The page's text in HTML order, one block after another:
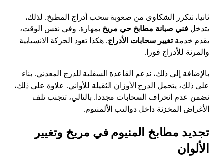
ثانيا، تتكرر الشكاوى من صعوبة سحب أدراج المطبخ. لذلك،
يتدخلفني صيانة مطابخ حي مريخ بمهارة. وفي نفس الوقت،
يقدم خدمةتغيير سحابات الأدراج. هكذا تعود الحركة الانسيابية
والمرنة للأدراج فورا.
بالإضافة إلى ذلك، ندعم القاعدة السفلية للدرج المعدني. بناء
على ذلك، يتحمل الدرج الأوزان الثقيلة للأواني. علاوة على ذلك،
نضمن عدم انحراف السحابات مجددا. بالتالي، تتجنب تلف
الأغراض المخزنة داخل دواليب الألمنيوم.
تجديد مطابخ المنيوم في مريخ وتغيير
الألوان